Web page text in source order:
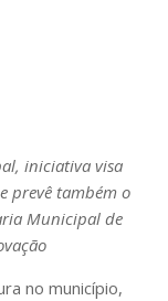
iniciativa visa
prevê também o
Municipal de
no município,